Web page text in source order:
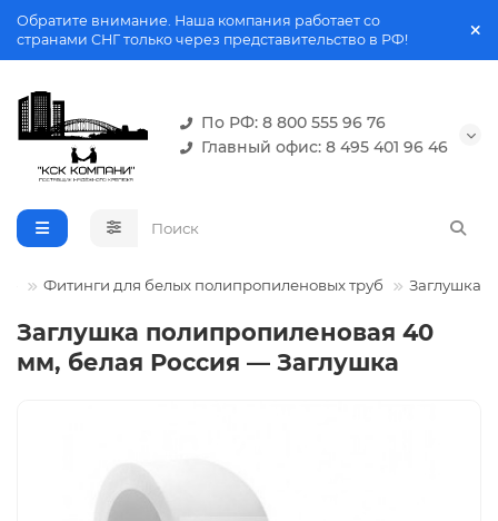
Обратите внимание. Наша компания работает со
странами СНГ только через представительство в РФ!
По РФ: 8 800 555 96 76
Главный офис: 8 495 401 96 46
Фитинги для белых полипропиленовых труб Заглушка
Заглушка полипропиленовая 40
мм, белая Россия — Заглушка